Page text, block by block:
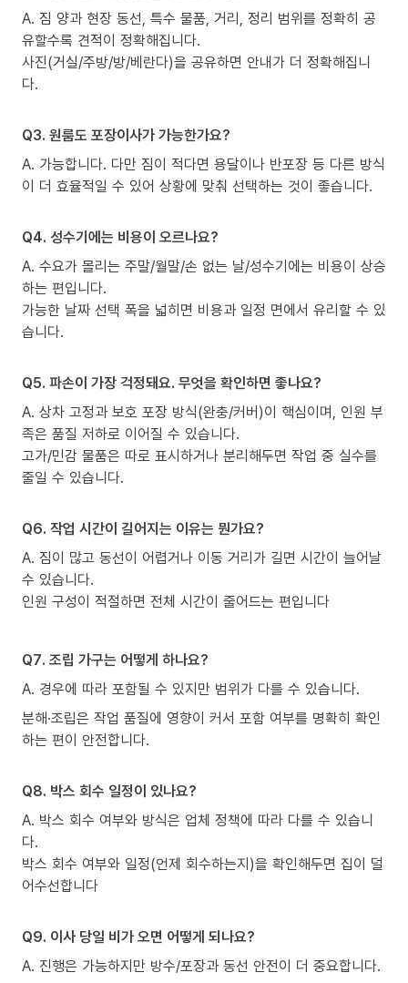
A. 짐 양과 현장 동선, 특수 물품, 거리, 정리 범위를 정확히 공
유할수록 견적이 정확해집니다.
사진(거실/주방/방/베란다)을 공유하면 안내가 더 정확해집니
다.
Q3. 원룸도 포장이사가 가능한가요?
A. 가능합니다. 다만 짐이 적다면 용달이나 반포장 등 다른 방식
이 더 효율적일 수 있어 상황에 맞춰 선택하는 것이 좋습니다.
Q4. 성수기에는 비용이 오르나요?
A. 수요가 몰리는 주말/월말/손 없는 날/성수기에는 비용이 상승
하는 편입니다.
가능한 날짜 선택 폭을 넓히면 비용과 일정 면에서 유리할 수 있
습니다.
Q5. 파손이 가장 걱정돼요. 무엇을 확인하면 좋나요?
A. 상차 고정과 보호 포장 방식(완충/커버)이 핵심이며, 인원 부
족은 품질 저하로 이어질 수 있습니다.
고가/민감 물품은 따로 표시하거나 분리해두면 작업 중 실수를
줄일 수 있습니다.
Q6. 작업 시간이 길어지는 이유는 뭔가요?
A. 짐이 많고 동선이 어렵거나 이동 거리가 길면 시간이 늘어날
수 있습니다.
인원 구성이 적절하면 전체 시간이 줄어드는 편입니다
Q7. 조립 가구는 어떻게 하나요?
A. 경우에 따라 포함될 수 있지만 범위가 다를 수 있습니다.
분해·조립은 작업 품질에 영향이 커서 포함 여부를 명확히 확인
하는 편이 안전합니다.
Q8. 박스 회수 일정이 있나요?
A. 박스 회수 여부와 방식은 업체 정책에 따라 다를 수 있습니
다.
박스 회수 여부와 일정(언제 회수하는지)을 확인해두면 집이 덜
어수선합니다
Q9. 이사 당일 비가 오면 어떻게 되나요?
A. 진행은 가능하지만 방수/포장과 동선 안전이 더 중요합니다.